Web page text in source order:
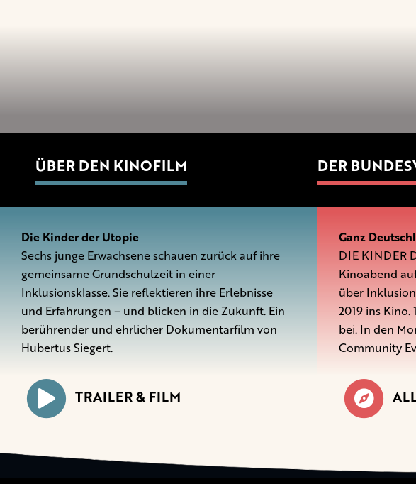
ÜBER DEN KINOFILM
Die Kinder der Utopie
Sechs junge Erwachsene schauen zurück auf ihre
gemeinsame Grundschulzeit in einer
Inklusionsklasse. Sie reflektieren ihre Erlebnisse
und Erfahrungen – und blicken in die Zukunft. Ein
berührender und ehrlicher Dokumentarfilm von
Hubertus Siegert.
TRAILER & FILM
DER
Ganz
DIE KINDER
Kinoabend
über
2019 ins
bei. In den
Community